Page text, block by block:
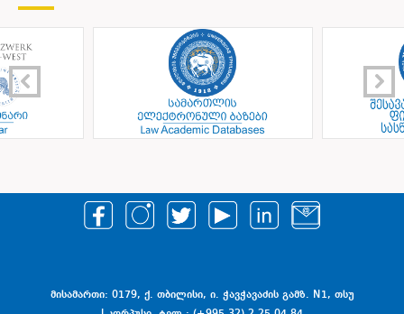
მისამართი: 0179, ქ. თბილისი, ი. ჭავჭავაძის გამზ. N1, თსუ